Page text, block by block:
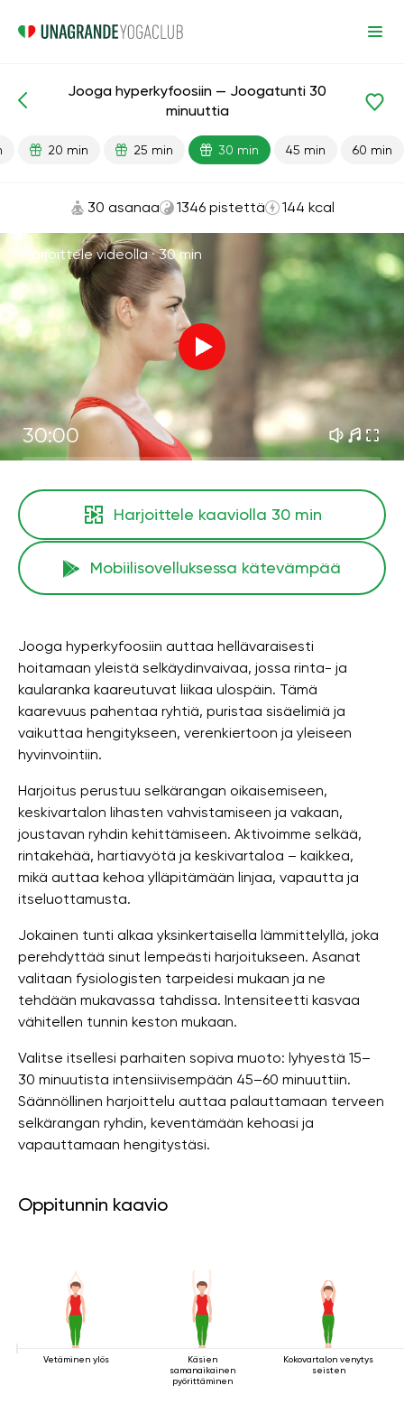
Takaisin
Jooga hyperkyfoosiin — Joogatunti 30
minuuttia
20 min 25 min 30 min 45 min 60 min
30 asanaa 1346 pistettä 144 kcal
Harjoittele videolla ·30 min
30:00
Harjoittele kaaviolla 30 min
Mobiilisovelluksessa kätevämpää
Jooga hyperkyfoosiin auttaa hellävaraisesti
hoitamaan yleistä selkäydinvaivaa, jossa rinta- ja
kaularanka kaareutuvat liikaa ulospäin. Tämä
kaarevuus pahentaa ryhtiä, puristaa sisäelimiä ja
vaikuttaa hengitykseen, verenkiertoon ja yleiseen
hyvinvointiin.
Harjoitus perustuu selkärangan oikaisemiseen,
keskivartalon lihasten vahvistamiseen ja vakaan,
joustavan ryhdin kehittämiseen. Aktivoimme selkää,
rintakehää, hartiavyötä ja keskivartaloa – kaikkea,
mikä auttaa kehoa ylläpitämään linjaa, vapautta ja
itseluottamusta.
Jokainen tunti alkaa yksinkertaisella lämmittelyllä, joka
perehdyttää sinut lempeästi harjoitukseen. Asanat
valitaan fysiologisten tarpeidesi mukaan ja ne
tehdään mukavassa tahdissa. Intensiteetti kasvaa
vähitellen tunnin keston mukaan.
Valitse itsellesi parhaiten sopiva muoto: lyhyestä 15–
30 minuutista intensiivisempään 45–60 minuuttiin.
Säännöllinen harjoittelu auttaa palauttamaan terveen
selkärangan ryhdin, keventämään kehoasi ja
vapauttamaan hengitystäsi.
Oppitunnin kaavio
Vetäminen ylös
Käsien
samanaikainen
pyörittäminen
Kokovartalon venytys
seisten